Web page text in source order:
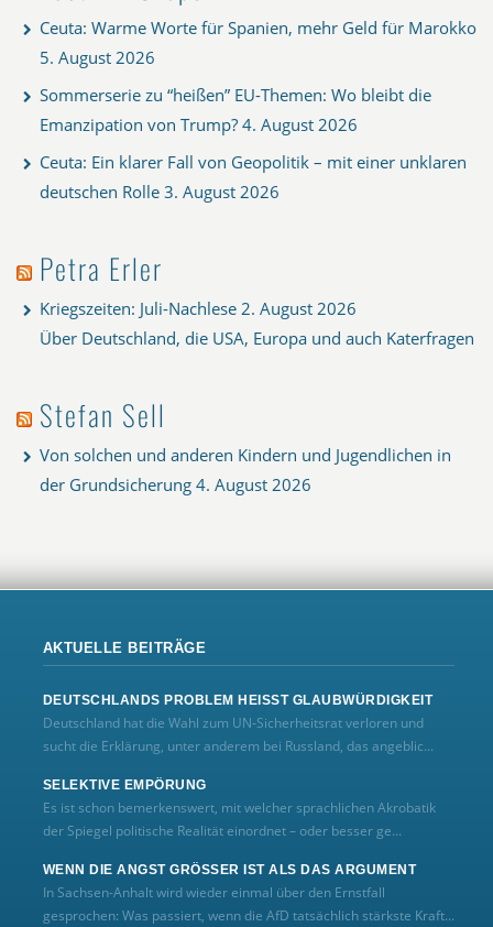
Ceuta: Warme Worte für Spanien, mehr Geld für Marokko
5. August 2026
Sommerserie zu “heißen” EU-Themen: Wo bleibt die
Emanzipation von Trump? 4. August 2026
Ceuta: Ein klarer Fall von Geopolitik – mit einer unklaren
deutschen Rolle 3. August 2026
Petra Erler
Kriegszeiten: Juli-Nachlese 2. August 2026
Über Deutschland, die USA, Europa und auch Katerfragen
Stefan Sell
Von solchen und anderen Kindern und Jugendlichen in
der Grundsicherung 4. August 2026
AKTUELLE BEITRÄGE
DEUTSCHLANDS PROBLEM HEISST GLAUBWÜRDIGKEIT
Deutschland hat die Wahl zum UN‑Sicherheitsrat verloren und
sucht die Erklärung, unter anderem bei Russland, das angeblic...
SELEKTIVE EMPÖRUNG
Es ist schon bemerkenswert, mit welcher sprachlichen Akrobatik
der Spiegel politische Realität einordnet – oder besser ge...
WENN DIE ANGST GRÖSSER IST ALS DAS ARGUMENT
In Sachsen-Anhalt wird wieder einmal über den Ernstfall
gesprochen: Was passiert, wenn die AfD tatsächlich stärkste Kraft...